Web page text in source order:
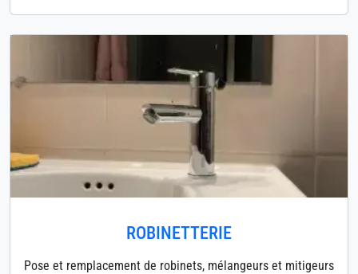
ROBINETTERIE
Pose et remplacement de robinets, mélangeurs et mitigeurs